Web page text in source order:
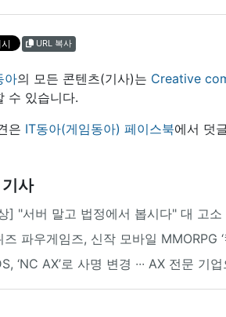
URL 복사
아의 모든 콘텐츠(기사)는 Creative
수 있습니다.
은 IT동아(게임동아) 페이스북에서 덧
사
] "서버 말고 법정에서 봅시다" 대 고
즈 파우게임즈, 신작 모바일 MMORPG
‘NC AX’로 사명 변경 ∙∙∙ AX 전문 기